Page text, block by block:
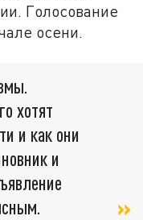
Голосование
осени.
хотят
и как они
и